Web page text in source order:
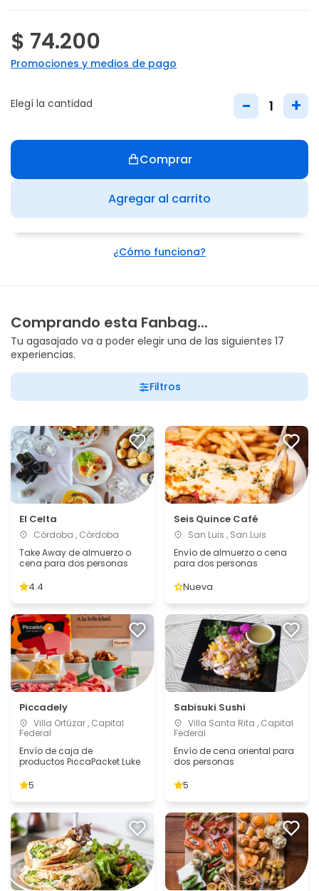
$ 74.200
Promociones y medios de pago
Elegí la cantidad - +
Agregar al carrito
Comprar
¿Cómo funciona?
Comprando esta Fanbag...
Tu agasajado va a poder elegir una de las siguientes 17
experiencias.
Filtros
El Celta
Córdoba , Córdoba
Take Away de almuerzo o
cena para dos personas
4.4
Seis Quince Café
San Luis , San Luis
Envío de almuerzo o cena
para dos personas
Nueva
Piccadely
Villa Ortúzar , Capital
Federal
Envío de caja de
productos PiccaPacket Luke
5
Sabisuki Sushi
Villa Santa Rita , Capital
Federal
Envío de cena oriental para
dos personas
5